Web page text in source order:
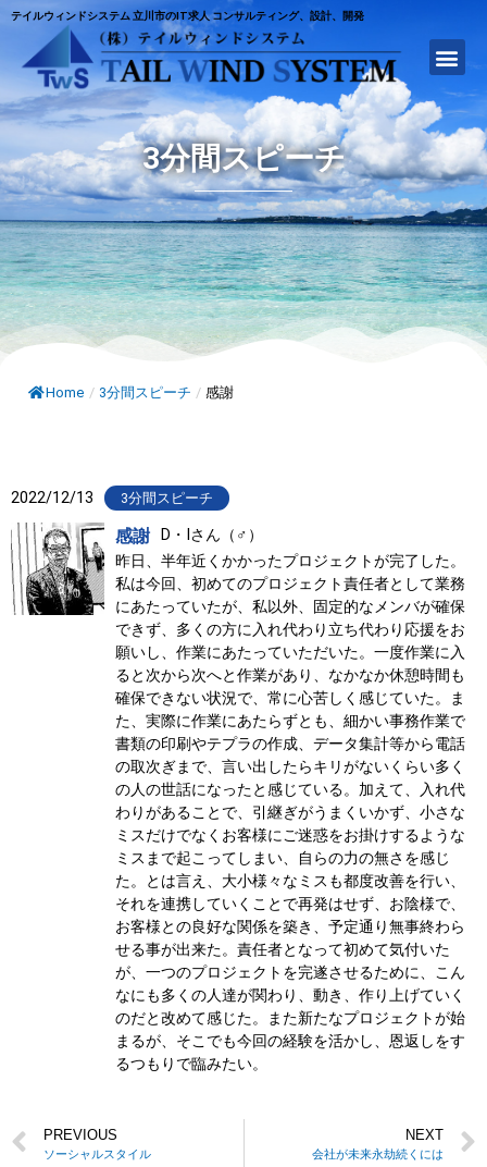
テイルウィンドシステム 立川市のIT求人 コンサルティング、設計、開発
3分間スピーチ
Home / 3分間スピーチ / 感謝
2022/12/13 3分間スピーチ
感謝
D・Iさん（♂）
昨日、半年近くかかったプロジェクトが完了した。
私は今回、初めてのプロジェクト責任者として業務
にあたっていたが、私以外、固定的なメンバが確保
できず、多くの方に入れ代わり立ち代わり応援をお
願いし、作業にあたっていただいた。一度作業に入
ると次から次へと作業があり、なかなか休憩時間も
確保できない状況で、常に心苦しく感じていた。ま
た、実際に作業にあたらずとも、細かい事務作業で
書類の印刷やテプラの作成、データ集計等から電話
の取次ぎまで、言い出したらキリがないくらい多く
の人の世話になったと感じている。加えて、入れ代
わりがあることで、引継ぎがうまくいかず、小さな
ミスだけでなくお客様にご迷惑をお掛けするような
ミスまで起こってしまい、自らの力の無さを感じ
た。とは言え、大小様々なミスも都度改善を行い、
それを連携していくことで再発はせず、お陰様で、
お客様との良好な関係を築き、予定通り無事終わら
せる事が出来た。責任者となって初めて気付いた
が、一つのプロジェクトを完遂させるために、こん
なにも多くの人達が関わり、動き、作り上げていく
のだと改めて感じた。また新たなプロジェクトが始
まるが、そこでも今回の経験を活かし、恩返しをす
るつもりで臨みたい。
PREVIOUS
ソーシャルスタイル
NEXT
会社が未来永劫続くには